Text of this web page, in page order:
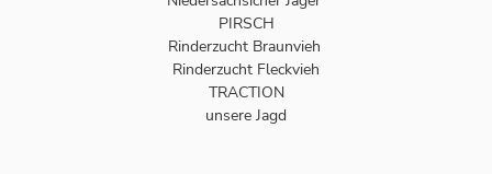
PIRSCH
Rinderzucht Braunvieh
Rinderzucht Fleckvieh
TRACTION
unsere Jagd